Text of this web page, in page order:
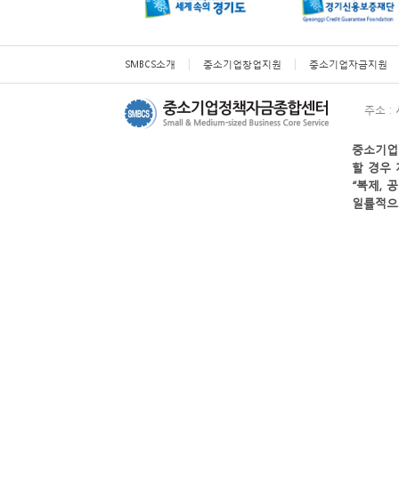
#경영 [서울] 서초구 ...
SMBCS소개 중소기업창업지원 중소기업자금지원
주소 :
할 경우
일률적